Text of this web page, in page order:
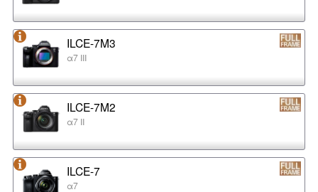
ILCE-7M3
α7 III
ILCE-7M2
α7 II
ILCE-7
α7